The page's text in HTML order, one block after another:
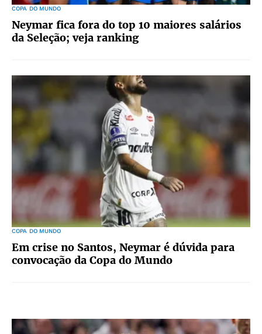
COPA DO MUNDO
Neymar fica fora do top 10 maiores salários
da Seleção; veja ranking
COPA DO MUNDO
Em crise no Santos, Neymar é dúvida para
convocação da Copa do Mundo